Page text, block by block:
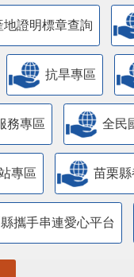
地證明標章查詢
抗旱專區
務專區 全民
專區 苗栗
攜手串連愛心平台